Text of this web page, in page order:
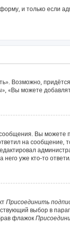
и только если
Возможно,
«Вы можете
Вы можете
на сообщение,
уже кто-то
Присоединить
выбор в
флажок